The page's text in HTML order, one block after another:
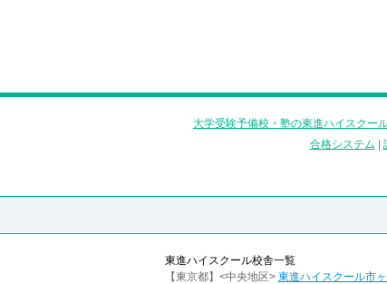
大学受験予備校・塾の東進ハイスクー
合格システム
東進ハイスクール校舎一覧
【東京都】<中央地区> 東進ハイスクール市